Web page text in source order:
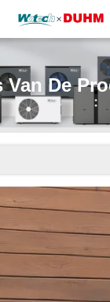
Van De